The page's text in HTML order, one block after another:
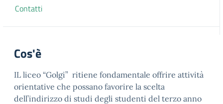
Contatti
Cos'è
IL liceo “Golgi” ritiene fondamentale offrire attività
orientative che possano favorire la scelta
dell’indirizzo di studi degli studenti del terzo anno